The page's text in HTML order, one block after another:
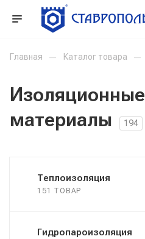
Главная — Каталог товара —
Изоляционные
материалы
194
Теплоизоляция
151 ТОВАР
Гидропароизоляция